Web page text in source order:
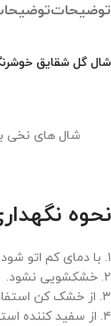
توضیحات
شال گل شقایق
شال های نخی
نحوه
۱. با دمای کم اتو شود.
۲. خشکشویی نشود.
۳. از خشک کن استفاده نشود.
۴. از سفید کننده استفاده نشود.